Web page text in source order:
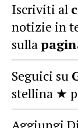
Iscriviti al
notizie in
sulla
Seguici su
stellina ★